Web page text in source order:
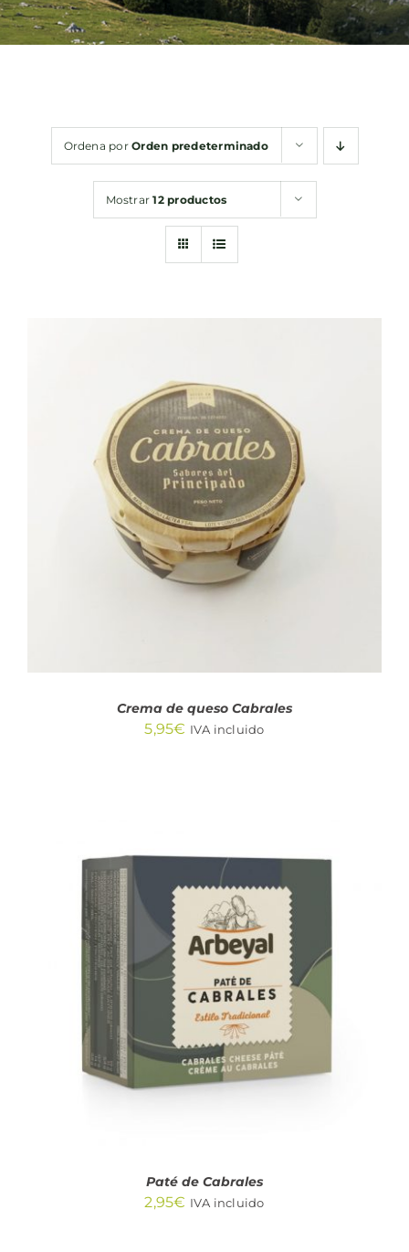
Bebidas
Ordena porOrden predeterminado
Mostrar12 productos
AÑADIR AL CARRITO
DETALLES
Crema de queso Cabrales
5,95€ IVA incluido
AÑADIR AL CARRITO
DETALLES
Paté de Cabrales
2,95€ IVA incluido